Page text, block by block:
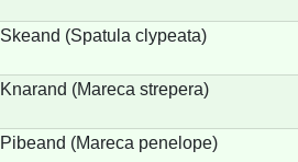
Skeand (Spatula clypeata)
Knarand (Mareca strepera)
Pibeand (Mareca penelope)